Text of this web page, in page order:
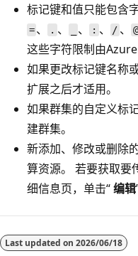
标记键和值只能包含
= 、 . 、 、 : 、 / 、@
这些字符限制由Azure
如果更改标记键名称
扩展之后才适用。
如果群集的自定义标
建群集。
新添加、修改或删除
算资源。 若要获取要
细信息页，单击“编辑
Last updated on 2026/06/18